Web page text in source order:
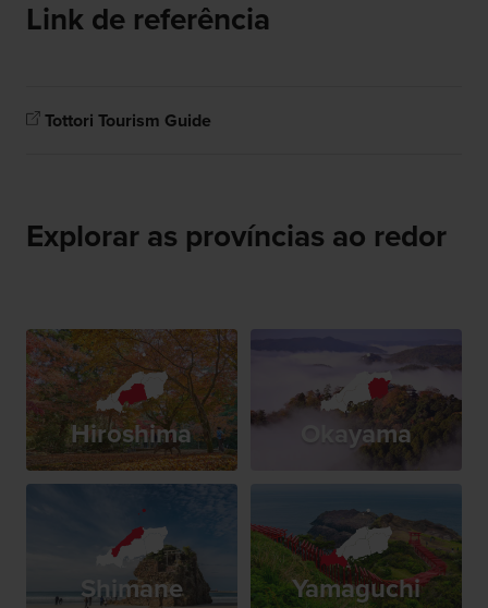
Link de referência
Tottori Tourism Guide
Explorar as províncias ao redor
Hiroshima Okayama
Shimane Yamaguchi